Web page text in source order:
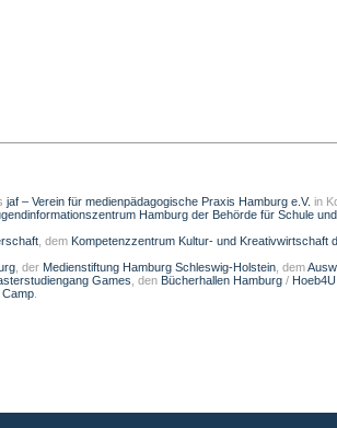
jaf – Verein für medienpädagogische Praxis Hamburg e.V. in
Hamburg der Behörde für Schule
, dem Kompetenzzentrum Kultur- und Kreativwirtschaft
, der Medienstiftung Hamburg Schleswig-Holstein , dem
Games , den Bücherhallen Hamburg / Hoeb4U
Camp